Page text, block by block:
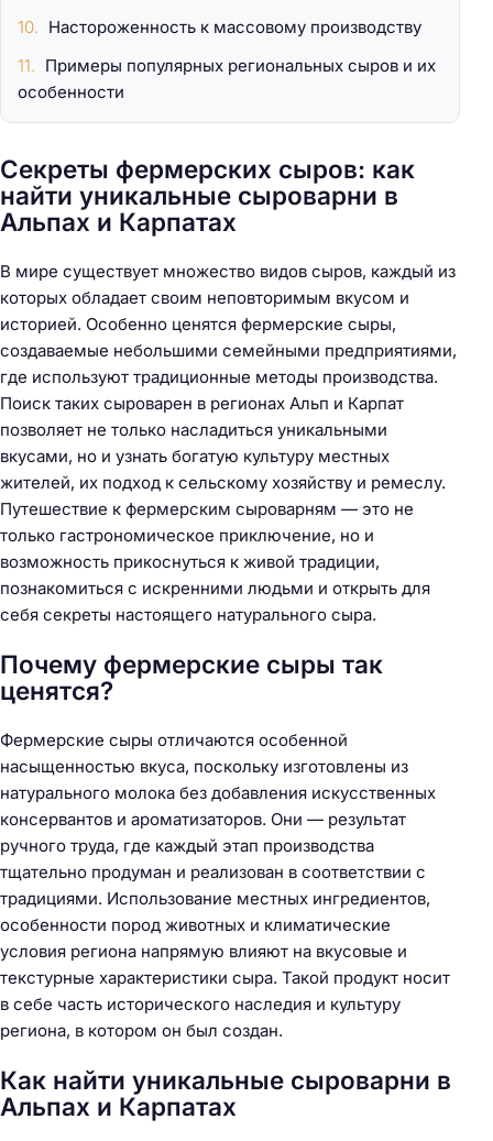
Секреты фермерских сыров: как
найти уникальные сыроварни в
Альпах и Карпатах
В мире существует множество видов сыров, каждый из
которых обладает своим неповторимым вкусом и
историей. Особенно ценятся фермерские сыры,
создаваемые небольшими семейными предприятиями,
где используют традиционные методы производства.
Поиск таких сыроварен в регионах Альп и Карпат
позволяет не только насладиться уникальными
вкусами, но и узнать богатую культуру местных
жителей, их подход к сельскому хозяйству и ремеслу.
Путешествие к фермерским сыроварням — это не
только гастрономическое приключение, но и
возможность прикоснуться к живой традиции,
познакомиться с искренними людьми и открыть для
себя секреты настоящего натурального сыра.
Почему фермерские сыры так
ценятся?
Фермерские сыры отличаются особенной
насыщенностью вкуса, поскольку изготовлены из
натурального молока без добавления искусственных
консервантов и ароматизаторов. Они — результат
ручного труда, где каждый этап производства
тщательно продуман и реализован в соответствии с
традициями. Использование местных ингредиентов,
особенности пород животных и климатические
условия региона напрямую влияют на вкусовые и
текстурные характеристики сыра. Такой продукт носит
в себе часть исторического наследия и культуру
региона, в котором он был создан.
Как найти уникальные сыроварни в
Альпах и Карпатах
Настороженность к массовому производству
Примеры популярных региональных сыров и их
особенности